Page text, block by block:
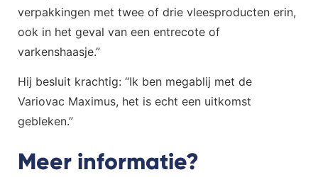
verpakkingen met twee of drie vleesproducten erin,
ook in het geval van een entrecote of
varkenshaasje.”
Hij besluit krachtig: “Ik ben megablij met de
Variovac Maximus, het is echt een uitkomst
gebleken.”
Meer informatie?